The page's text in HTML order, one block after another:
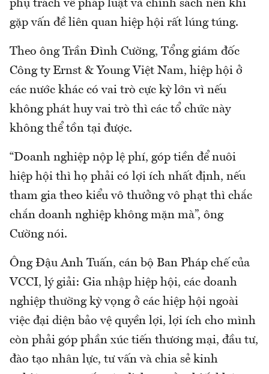
phụ trách về pháp luật và chính sách nên khi
gặp vấn đề liên quan hiệp hội rất lúng túng.
Theo ông Trần Đình Cường, Tổng giám đốc
Công ty Ernst & Young Việt Nam, hiệp hội ở
các nước khác có vai trò cực kỳ lớn vì nếu
không phát huy vai trò thì các tổ chức này
không thể tồn tại được.
“Doanh nghiệp nộp lệ phí, góp tiền để nuôi
hiệp hội thì họ phải có lợi ích nhất định, nếu
tham gia theo kiểu vô thưởng vô phạt thì chắc
chắn doanh nghiệp không mặn mà”, ông
Cường nói.
Ông Đậu Anh Tuấn, cán bộ Ban Pháp chế của
VCCI, lý giải: Gia nhập hiệp hội, các doanh
nghiệp thường kỳ vọng ở các hiệp hội ngoài
việc đại diện bảo vệ quyền lợi, lợi ích cho mình
còn phải góp phần xúc tiến thương mại, đầu tư,
đào tạo nhân lực, tư vấn và chia sẻ kinh